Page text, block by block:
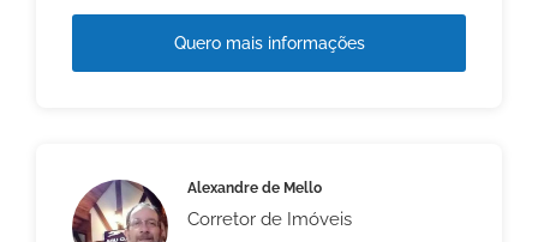
Quero mais informações
Alexandre de Mello
Corretor de Imóveis